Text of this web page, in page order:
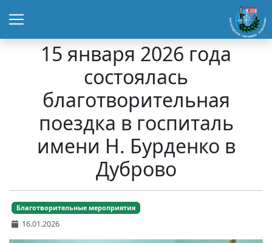
15 января 2026 года
состоялась
благотворительная
поездка в госпиталь
имени Н. Бурденко в
Дуброво
Благотворительные мероприятия
16.01.2026